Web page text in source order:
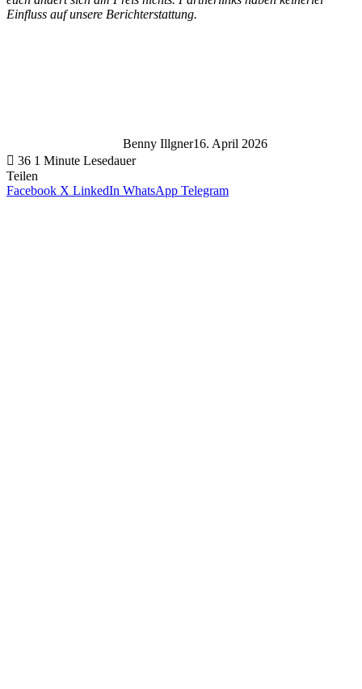
Einfluss auf unsere Berichterstattung.
Benny Illgner16. April 2026
36 1 Minute Lesedauer
Teilen
Facebook X LinkedIn WhatsApp Telegram